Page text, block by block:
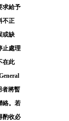
求給予
不正
或缺
止處理
在此
者將暫
絡。若
酌收必